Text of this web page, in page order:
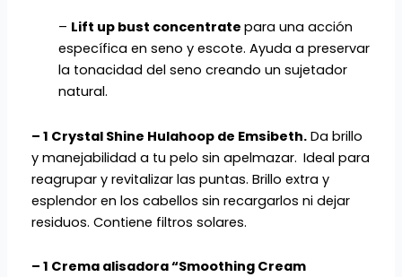
– Lift up bust concentratepara una acción
específica en seno y escote. Ayuda a preservar
la tonacidad del seno creando un sujetador
natural.
– 1 Crystal Shine Hulahoop de Emsibeth. Da brillo
y manejabilidad a tu pelo sin apelmazar. Ideal para
reagrupar y revitalizar las puntas. Brillo extra y
esplendor en los cabellos sin recargarlos ni dejar
residuos. Contiene filtros solares.
– 1 Crema alisadora “Smoothing Cream